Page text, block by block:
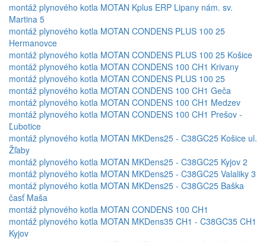
montáž plynového kotla MOTAN Kplus ERP Lipany nám. sv.
Martina 5
montáž plynového kotla MOTAN CONDENS PLUS 100 25
Hermanovce
montáž plynového kotla MOTAN CONDENS PLUS 100 25 Košice
montáž plynového kotla MOTAN CONDENS 100 CH1 Krivany
montáž plynového kotla MOTAN CONDENS PLUS 100 25
montáž plynového kotla MOTAN CONDENS 100 CH1 Geča
montáž plynového kotla MOTAN CONDENS 100 CH1 Medzev
montáž plynového kotla MOTAN CONDENS 100 CH1 Prešov -
Ľubotice
montáž plynového kotla MOTAN MKDens25 - C38GC25 Košice ul.
Žľaby
montáž plynového kotla MOTAN MKDens25 - C38GC25 Kyjov 2
montáž plynového kotla MOTAN MKDens25 - C38GC25 Valaliky 3
montáž plynového kotla MOTAN MKDens25 - C38GC25 Baška
časť Maša
montáž plynového kotla MOTAN CONDENS 100 CH1
montáž plynového kotla MOTAN MKDens35 CH1 - C38GC35 CH1
Kyjov